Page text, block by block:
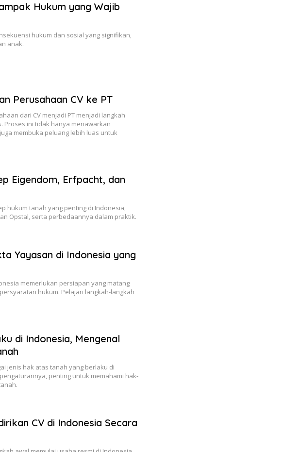
Hukum yang Wajib
hukum dan sosial yang signifikan,
anak.
Perusahaan CV ke PT
dari CV menjadi PT menjadi langkah
Proses ini tidak hanya menawarkan
membuka peluang lebih luas untuk
Eigendom, Erfpacht, dan
hukum tanah yang penting di Indonesia,
Opstal, serta perbedaannya dalam praktik.
Yayasan di Indonesia yang
memerlukan persiapan yang matang
hukum. Pelajari langkah-langkah
di Indonesia, Mengenal
jenis hak atas tanah yang berlaku di
penting untuk memahami hak-
CV di Indonesia Secara